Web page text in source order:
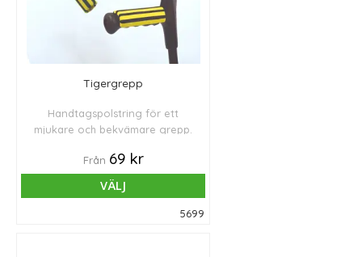
Tigergrepp
Handtagspolstring för ett
mjukare och bekvämare grepp.
Från 69 kr
VÄLJ
5699